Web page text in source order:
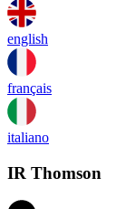
english
français
italiano
IR Thomson